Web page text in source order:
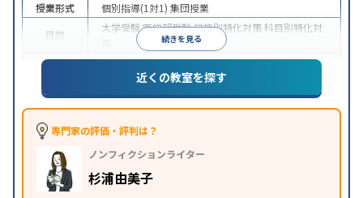
続きを見る
授業形式
個別指導(1対1) 集団授業
目的
大学受験医学部受験学校別特化対策科目別特化対
特待生・奨学金制度ありオンライン対応1科目から
受講可能季節講習のみの受講可
※2024年6月調査。大学受験塾・予備校のアンケート調査方法を参照
近くの教室を探す
専門家の評価・評判は？
ノンフィクションライター
杉浦由美子